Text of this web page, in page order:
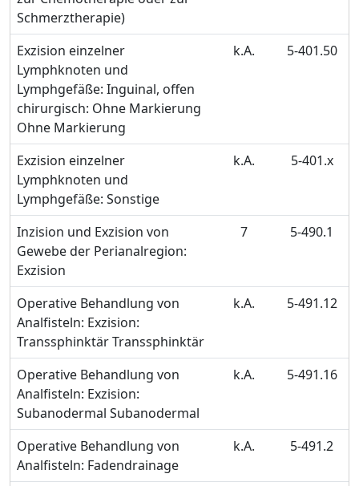
Schmerztherapie)
Exzision einzelner
Lymphknoten und
Lymphgefäße: Inguinal, offen
chirurgisch: Ohne Markierung
Ohne Markierung
k.A. 5-401.50
Exzision einzelner
Lymphknoten und
Lymphgefäße: Sonstige
k.A. 5-401.x
Inzision und Exzision von
Gewebe der Perianalregion:
Exzision
7 5-490.1
Operative Behandlung von
Analfisteln: Exzision:
Transsphinktär Transsphinktär
k.A. 5-491.12
Operative Behandlung von
Analfisteln: Exzision:
Subanodermal Subanodermal
k.A. 5-491.16
Operative Behandlung von
Analfisteln: Fadendrainage
k.A. 5-491.2